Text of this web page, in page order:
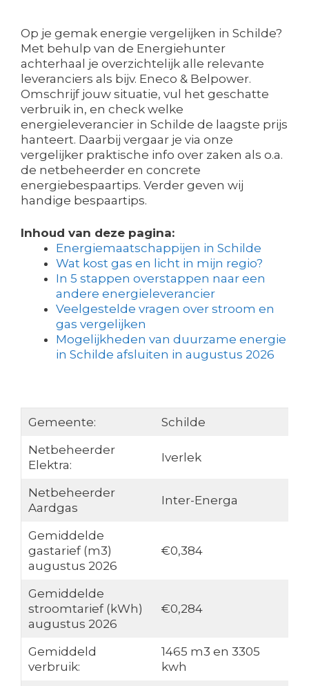
Op je gemak energie vergelijken in Schilde?
Met behulp van de Energiehunter
achterhaal je overzichtelijk alle relevante
leveranciers als bijv. Eneco & Belpower.
Omschrijf jouw situatie, vul het geschatte
verbruik in, en check welke
energieleverancier in Schilde de laagste prijs
hanteert. Daarbij vergaar je via onze
vergelijker praktische info over zaken als o.a.
de netbeheerder en concrete
energiebespaartips. Verder geven wij
handige bespaartips.
Inhoud van deze pagina:
Energiemaatschappijen in Schilde
Wat kost gas en licht in mijn regio?
In 5 stappen overstappen naar een
andere energieleverancier
Veelgestelde vragen over stroom en
gas vergelijken
Mogelijkheden van duurzame energie
in Schilde afsluiten in augustus 2026
Gemeente:
Schilde
Netbeheerder
Elektra:
Iverlek
Netbeheerder
Aardgas
Inter-Energa
Gemiddelde
gastarief (m3)
augustus 2026
€0,384
Gemiddelde
stroomtarief (kWh)
augustus 2026
€0,284
Gemiddeld
verbruik:
1465 m3 en 3305
kwh